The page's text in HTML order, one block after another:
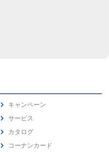
キャンペーン
サービス
カタログ
コーナンカード